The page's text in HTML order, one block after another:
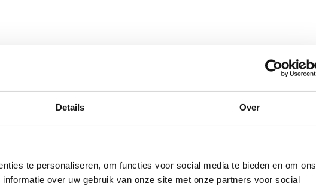
Details Over
te personaliseren, om functies voor social media te bieden en om ons
over uw gebruik van onze site met onze partners voor social